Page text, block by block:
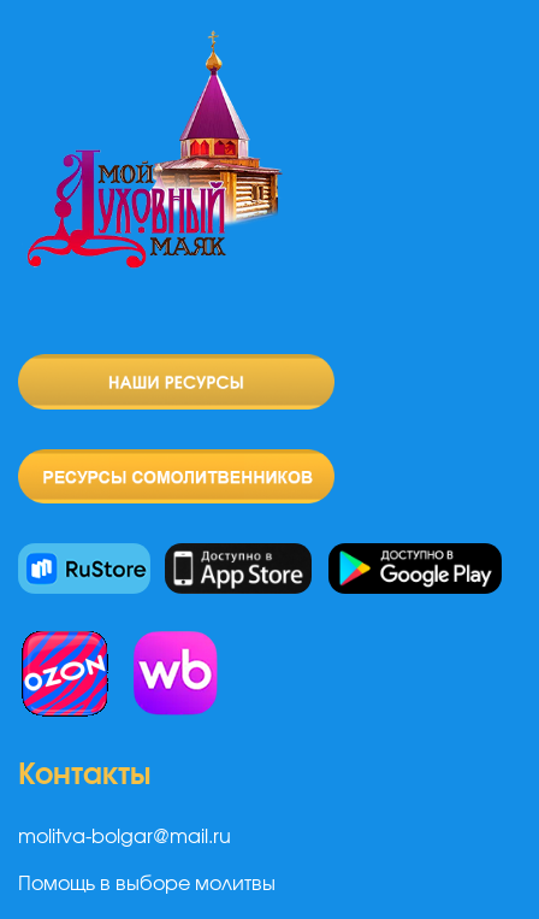
Контакты
molitva-bolgar@mail.ru
Помощь в выборе молитвы